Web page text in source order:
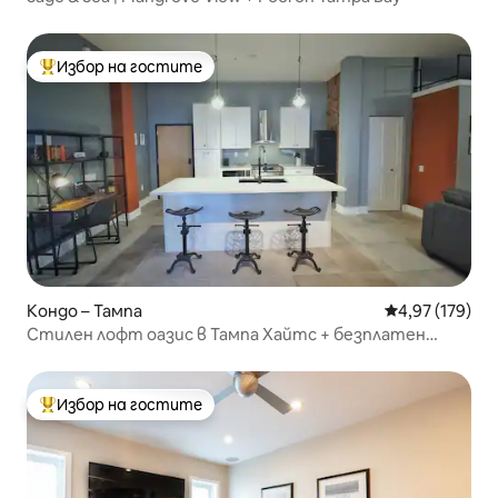
Най-популярен избор на гостите
Избор на гостите
Кондо – Тампа Средна
4,97 (179)
Стилен лофт оазис в Тампа Хайтс + безплатен
Най-популярен избор на гостите
Избор на гостите